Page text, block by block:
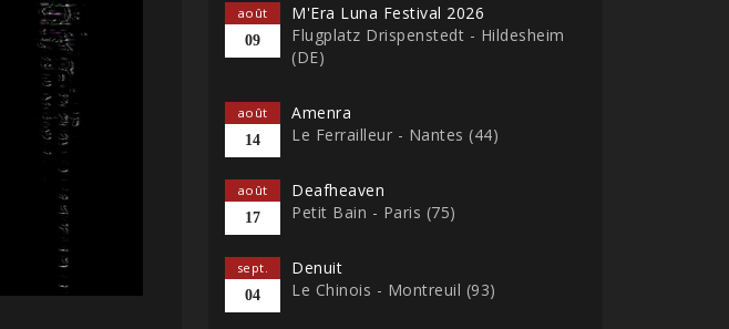
août
09
M'Era Luna Festival 2026
Flugplatz Drispenstedt - Hildesheim
(DE)
août
14
Amenra
Le Ferrailleur - Nantes (44)
août
17
Deafheaven
Petit Bain - Paris (75)
sept.
04
Denuit
Le Chinois - Montreuil (93)